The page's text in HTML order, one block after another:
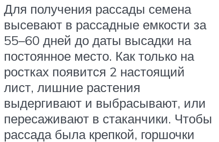
Для получения рассады семена
высевают в рассадные емкости за
55–60 дней до даты высадки на
постоянное место. Как только на
ростках появится 2 настоящий
лист, лишние растения
выдергивают и выбрасывают, или
пересаживают в стаканчики. Чтобы
рассада была крепкой, горшочки